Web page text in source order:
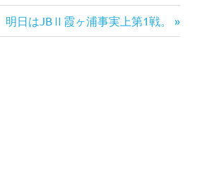
次
の
明日はJBⅡ霞ヶ浦事実上第1戦。